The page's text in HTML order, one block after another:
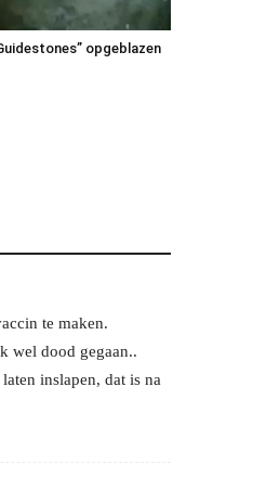
opgeblazen
te maken.
wel dood gegaan..
inslapen, dat is na